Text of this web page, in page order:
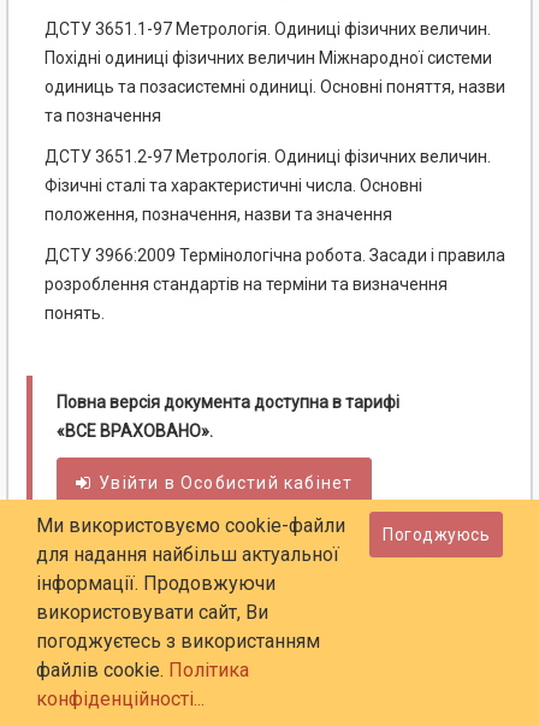
ДСТУ 3651.1-97 Метрологія. Одиниці фізичних величин.
Похідні одиниці фізичних величин Міжнародної системи
одиниць та позасистемні одиниці. Основні поняття, назви
та позначення
ДСТУ 3651.2-97 Метрологія. Одиниці фізичних величин.
Фізичні сталі та характеристичні числа. Основні
положення, позначення, назви та значення
ДСТУ 3966:2009 Термінологічна робота. Засади і правила
розроблення стандартів на терміни та визначення
понять.
Повна версія документа доступна в тарифі
«ВСЕ ВРАХОВАНО».
Увійти вОсобистий кабінет
Детальніше про тарифи
Ми використовуємо cookie-файли
для надання найбільш актуальної
інформації. Продовжуючи
використовувати сайт, Ви
погоджуєтесь з використанням
файлів cookie. Політика
конфіденційності...
Погоджуюсь